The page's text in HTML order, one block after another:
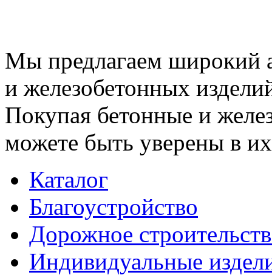
Мы предлагаем широкий
и железобетонных
Покупая бетонные и
можете быть уверены в их
Каталог
Благоустройство
Дорожное
Индивидуальные